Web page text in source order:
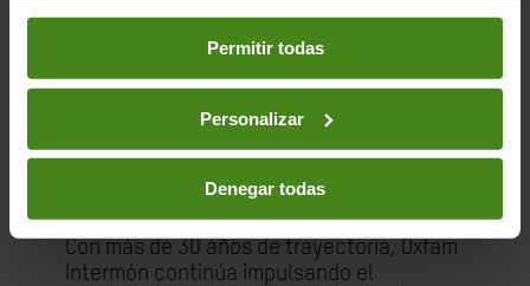
preferencias accediendo a nuestraPolítica de Cookieso
en los botones facilitados a continuación:
Permitir todas
Personalizar
Denegar todas
red de 858 personas voluntarias que
apoyan la actividad en 30 tiendas
La organización mantiene su compromiso
de reducir a la mitad sus emisiones en
Con más de 30 años de trayectoria, Oxfam
Intermón continúa impulsando el